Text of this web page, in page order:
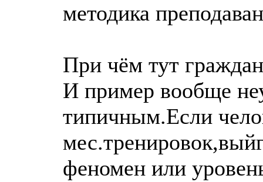
методика
При чём тут
И пример вообще
типичным.Если
феномен или